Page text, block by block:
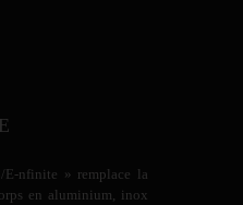
E-nfinite » remplace la
en aluminium, inox